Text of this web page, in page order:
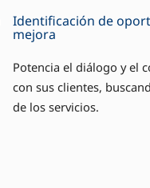
Identificación de
mejora
Potencia el diálogo y el
con sus clientes,
de los servicios.